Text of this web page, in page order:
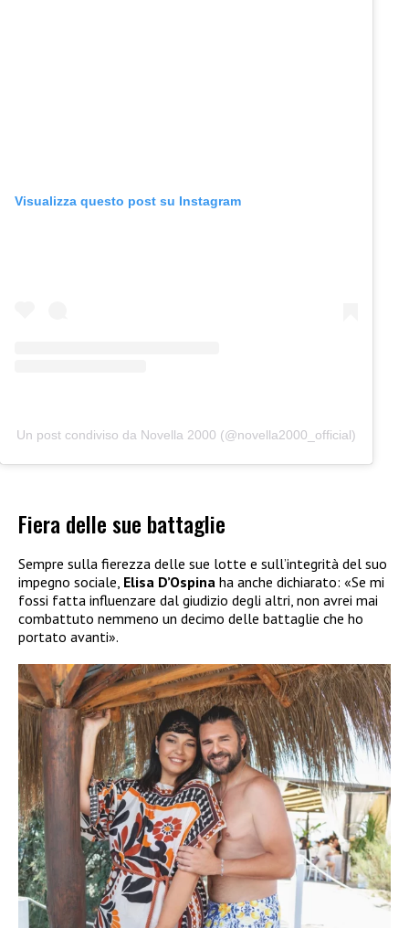
Visualizza questo post su Instagram
Un post condiviso da Novella 2000 (@novella2000_official)
Fiera delle sue battaglie
Sempre sulla fierezza delle sue lotte e sull’integrità del suo
impegno sociale, Elisa D’Ospina ha anche dichiarato: «Se mi
fossi fatta influenzare dal giudizio degli altri, non avrei mai
combattuto nemmeno un decimo delle battaglie che ho
portato avanti».